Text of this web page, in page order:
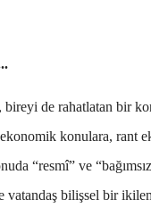
bireyi de rahatlatan bir
konulara, rant
“resmî” ve “bağımsız
vatandaş bilişsel bir